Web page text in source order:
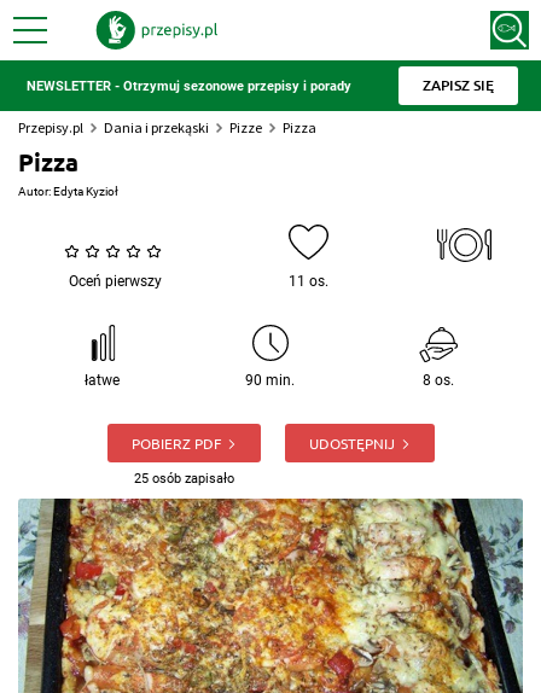
NEWSLETTER - Otrzymuj sezonowe przepisy i porady ZAPISZ SIĘ
Przepisy.pl Dania i przekąski Pizze Pizza
Pizza
Autor:Edyta Kyzioł
Oceń pierwszy 11 os.
łatwe 90 min. 8 os.
POBIERZ PDF
25 osób zapisało
UDOSTĘPNIJ